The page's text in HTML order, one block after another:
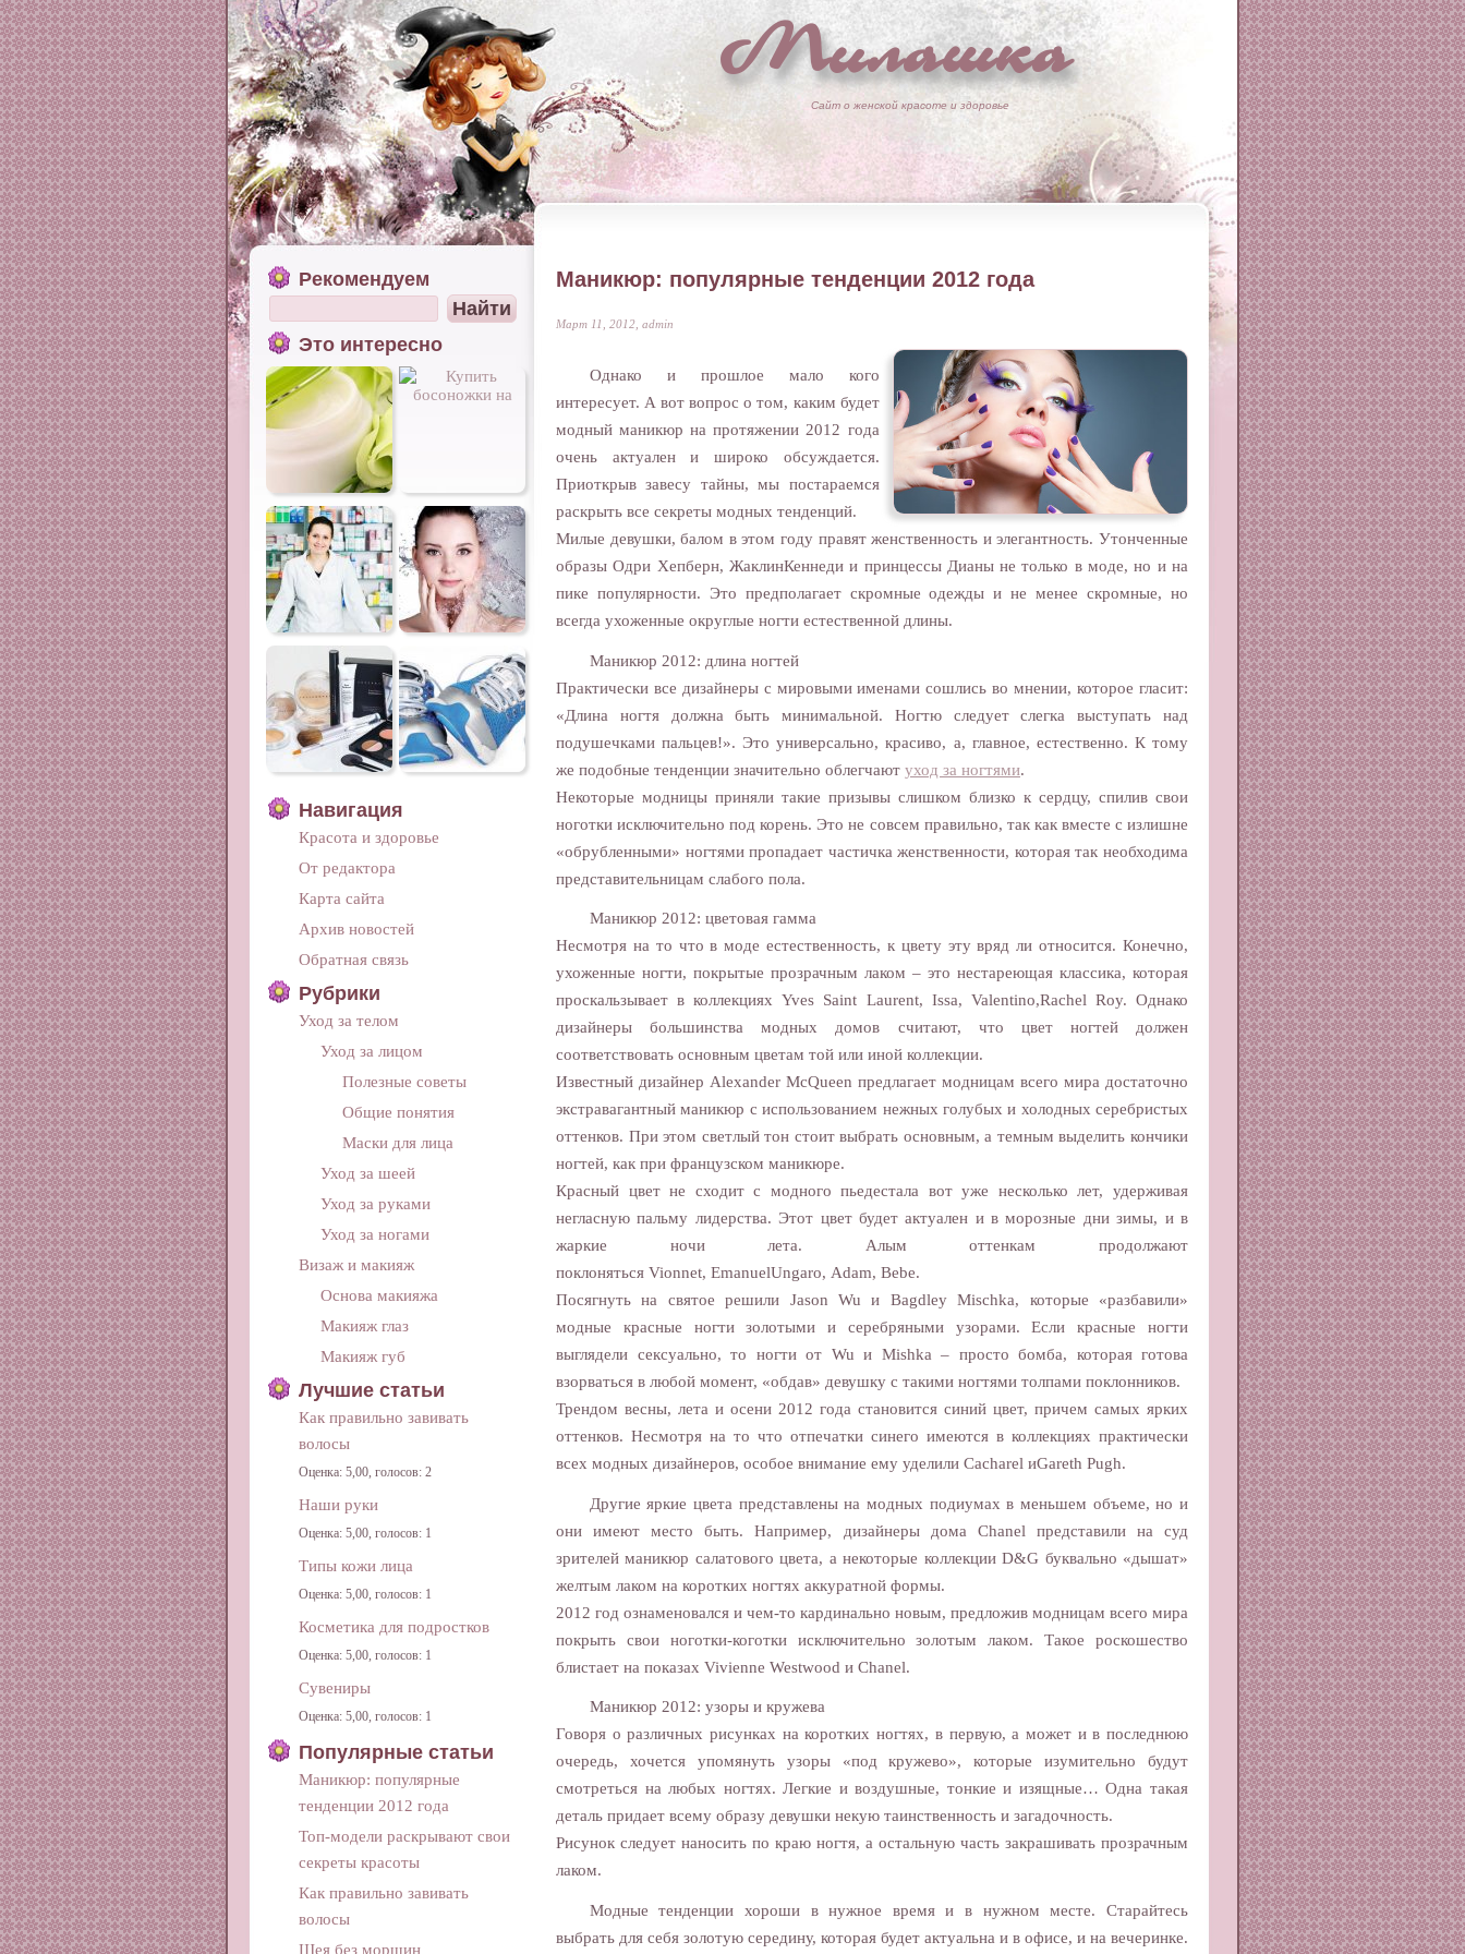
Милашка
Сайт о женской красоте и здоровье
Маникюр: популярные тенденции 2012 года
Март 11, 2012, admin
Однако и прошлое мало кого
интересует. А вот вопрос о том, каким будет
модный маникюр на протяжении 2012 года
очень актуален и широко обсуждается.
Приоткрыв завесу тайны, мы постараемся
раскрыть все секреты модных тенденций.
Милые девушки, балом в этом году правят женственность и элегантность. Утонченные
образы Одри Хепберн, ЖаклинКеннеди и принцессы Дианы не только в моде, но и на
пике популярности. Это предполагает скромные одежды и не менее скромные, но
всегда ухоженные округлые ногти естественной длины.
Маникюр 2012: длина ногтей
Практически все дизайнеры с мировыми именами сошлись во мнении, которое гласит:
«Длина ногтя должна быть минимальной. Ногтю следует слегка выступать над
подушечками пальцев!». Это универсально, красиво, а, главное, естественно. К тому
же подобные тенденции значительно облегчают уход за ногтями.
Некоторые модницы приняли такие призывы слишком близко к сердцу, спилив свои
ноготки исключительно под корень. Это не совсем правильно, так как вместе с излишне
«обрубленными» ногтями пропадает частичка женственности, которая так необходима
представительницам слабого пола.
Маникюр 2012: цветовая гамма
Несмотря на то что в моде естественность, к цвету эту вряд ли относится. Конечно,
ухоженные ногти, покрытые прозрачным лаком – это нестареющая классика, которая
проскальзывает в коллекциях Yves Saint Laurent, Issa, Valentino,Rachel Roy. Однако
дизайнеры большинства модных домов считают, что цвет ногтей должен
соответствовать основным цветам той или иной коллекции.
Известный дизайнер Alexander McQueen предлагает модницам всего мира достаточно
экстравагантный маникюр с использованием нежных голубых и холодных серебристых
оттенков. При этом светлый тон стоит выбрать основным, а темным выделить кончики
ногтей, как при французском маникюре.
Красный цвет не сходит с модного пьедестала вот уже несколько лет, удерживая
негласную пальму лидерства. Этот цвет будет актуален и в морозные дни зимы, и в
жаркие ночи лета. Алым оттенкам продолжают
поклоняться Vionnet, EmanuelUngaro, Adam, Bebe.
Посягнуть на святое решили Jason Wu и Bagdley Mischka, которые «разбавили»
модные красные ногти золотыми и серебряными узорами. Если красные ногти
выглядели сексуально, то ногти от Wu и Mishka – просто бомба, которая готова
взорваться в любой момент, «обдав» девушку с такими ногтями толпами поклонников.
Трендом весны, лета и осени 2012 года становится синий цвет, причем самых ярких
оттенков. Несмотря на то что отпечатки синего имеются в коллекциях практически
всех модных дизайнеров, особое внимание ему уделили Cacharel иGareth Pugh.
Другие яркие цвета представлены на модных подиумах в меньшем объеме, но и
они имеют место быть. Например, дизайнеры дома Chanel представили на суд
зрителей маникюр салатового цвета, а некоторые коллекции D&G буквально «дышат»
желтым лаком на коротких ногтях аккуратной формы.
2012 год ознаменовался и чем-то кардинально новым, предложив модницам всего мира
покрыть свои ноготки-коготки исключительно золотым лаком. Такое роскошество
блистает на показах Vivienne Westwood и Chanel.
Маникюр 2012: узоры и кружева
Говоря о различных рисунках на коротких ногтях, в первую, а может и в последнюю
очередь, хочется упомянуть узоры «под кружево», которые изумительно будут
смотреться на любых ногтях. Легкие и воздушные, тонкие и изящные… Одна такая
деталь придает всему образу девушки некую таинственность и загадочность.
Рисунок следует наносить по краю ногтя, а остальную часть закрашивать прозрачным
лаком.
Модные тенденции хороши в нужное время и в нужном месте. Старайтесь
выбрать для себя золотую середину, которая будет актуальна и в офисе, и на вечеринке.
Рекомендуем
Это интересно
Навигация
Красота и здоровье
От редактора
Карта сайта
Архив новостей
Обратная связь
Рубрики
Уход за телом
Уход за лицом
Полезные советы
Общие понятия
Маски для лица
Уход за шеей
Уход за руками
Уход за ногами
Визаж и макияж
Основа макияжа
Макияж глаз
Макияж губ
Лучшие статьи
Как правильно завивать
волосы
Оценка: 5,00, голосов: 2
Наши руки
Оценка: 5,00, голосов: 1
Типы кожи лица
Оценка: 5,00, голосов: 1
Косметика для подростков
Оценка: 5,00, голосов: 1
Сувениры
Оценка: 5,00, голосов: 1
Популярные статьи
Маникюр: популярные
тенденции 2012 года
Топ-модели раскрывают свои
секреты красоты
Как правильно завивать
волосы
Шея без морщин